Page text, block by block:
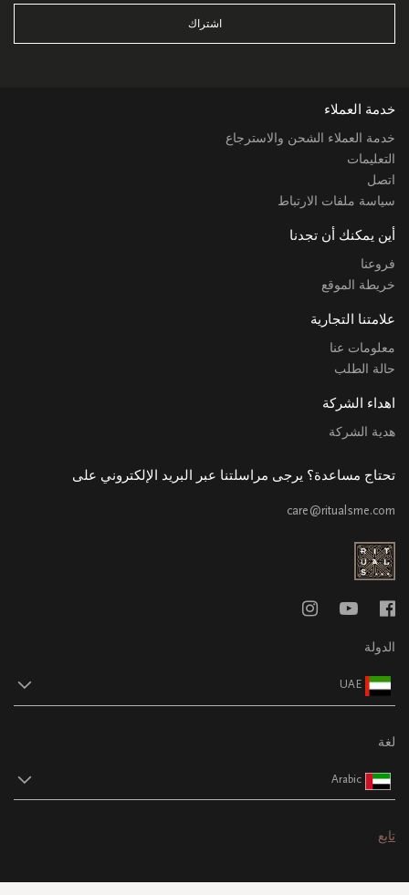
اشتراك
خدمة العملاء
خدمة العملاء الشحن والاسترجاع
التعليمات
اتصل
سياسة ملفات الارتباط
أين يمكنك أن تجدنا
فروعنا
خريطة الموقع
علامتنا التجارية
معلومات عنا
حالة الطلب
اهداء الشركة
هدية الشركة
تحتاج مساعدة؟ يرجى مراسلتنا عبر البريد الإلكتروني على
care@ritualsme.com
الدولة
UAE
لغة
Arabic
تابع